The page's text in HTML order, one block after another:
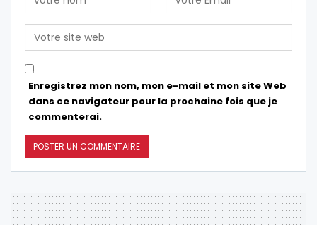
Enregistrez mon nom, mon e-mail et mon site Web
dans ce navigateur pour la prochaine fois que je
commenterai.